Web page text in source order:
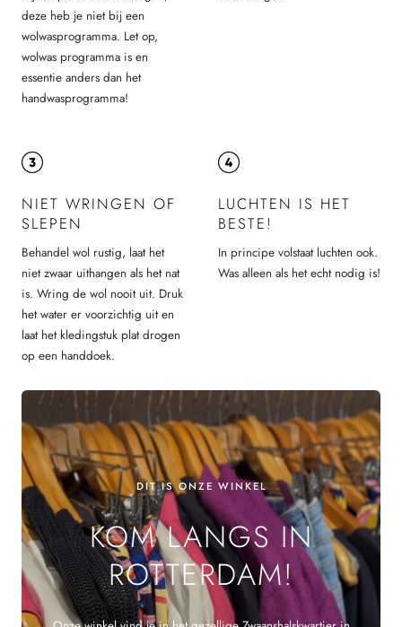
deze heb je niet bij een
wolwasprogramma. Let op,
wolwas programma is en
essentie anders dan het
handwasprogramma!
NIET WRINGEN OF
SLEPEN
Behandel wol rustig, laat het
niet zwaar uithangen als het nat
is. Wring de wol nooit uit. Druk
het water er voorzichtig uit en
laat het kledingstuk plat drogen
op een handdoek.
LUCHTEN IS HET
BESTE!
In principe volstaat luchten ook.
Was alleen als het echt nodig is!
DIT IS ONZE WINKEL
KOM LANGS IN
ROTTERDAM!